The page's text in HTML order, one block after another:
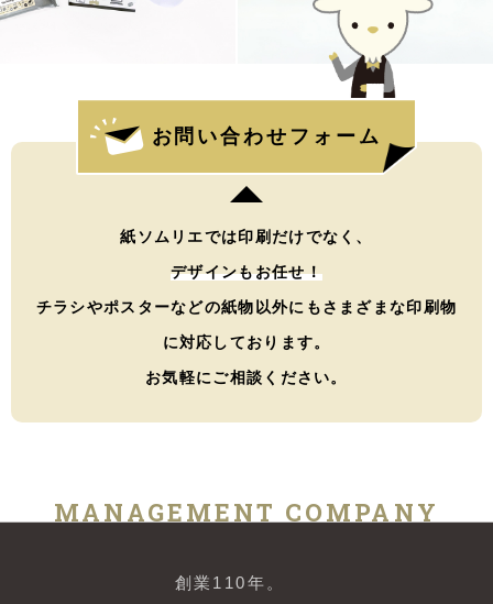
お問い合わせフォーム
紙ソムリエでは印刷だけでなく、
デザインもお任せ！
チラシやポスターなどの紙物以外にもさまざまな印刷物
に対応しております。
お気軽にご相談ください。
MANAGEMENT COMPANY
創業110年。